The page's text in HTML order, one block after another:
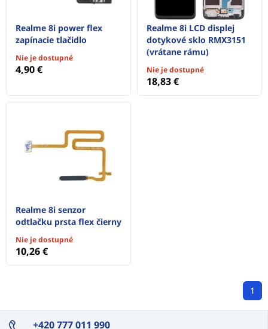
Realme 8i power flex
zapínacie tlačidlo
Nie je dostupné
4,90 €
Realme 8i LCD displej
dotykové sklo RMX3151
(vrátane rámu)
Nie je dostupné
18,83 €
Realme 8i senzor
odtlačku prsta flex čierny
Nie je dostupné
10,26 €
1
+420 777 011 990